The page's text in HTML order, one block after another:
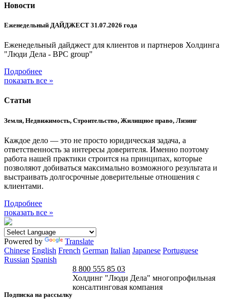
Новости
Еженедельный ДАЙДЖЕСТ 31.07.2026 года
Еженедельный дайджест для клиентов и партнеров Холдинга
"Люди Дела - BPC group"
Подробнее
показать все »
Статьи
Земля, Недвижимость, Строительство, Жилищное право, Лизинг
Каждое дело — это не просто юридическая задача, а
ответственность за интересы доверителя. Именно поэтому
работа нашей практики строится на принципах, которые
позволяют добиваться максимально возможного результата и
выстраивать долгосрочные доверительные отношения с
клиентами.
Подробнее
показать все »
Powered by
Translate
Chinese English French German Italian Japanese Portuguese
Russian Spanish
Подписка на рассылку
8 800 555 85 03
Холдинг "Люди Дела" многопрофильная
консалтинговая компания